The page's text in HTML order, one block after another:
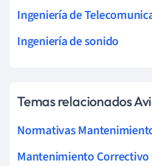
Ingeniería de
Ingeniería de sonido
Temas relacionados
Normativas
Mantenimiento Correctivo